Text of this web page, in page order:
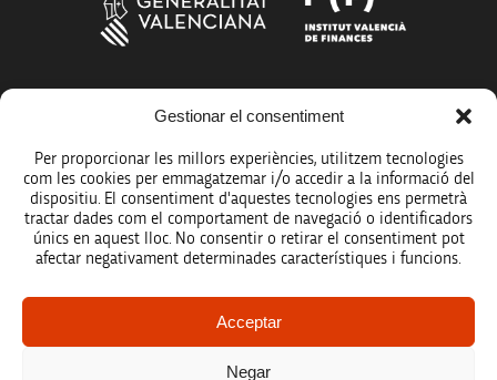
Gestionar el consentiment
Per proporcionar les millors experiències, utilitzem tecnologies
com les cookies per emmagatzemar i/o accedir a la informació del
dispositiu. El consentiment d'aquestes tecnologies ens permetrà
tractar dades com el comportament de navegació o identificadors
únics en aquest lloc. No consentir o retirar el consentiment pot
afectar negativament determinades característiques i funcions.
Acceptar
Negar
Més organismes de suport a la innovació
Avís legal